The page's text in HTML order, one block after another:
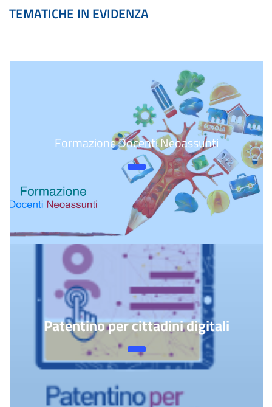
TEMATICHE IN EVIDENZA
Formazione Docenti Neoassunti
Patentino per cittadini digitali